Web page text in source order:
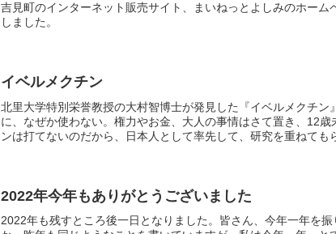
吉見町のインターネット販売サイト、まいねっとよしみのホーム
しました。
イベルメクチン
北里大学特別栄誉教授の大村智博士が発見した『イベルメクチン
に、なぜか使わない。権力やお金、大人の事情はさて置き、12
ンは打てないのだから、日本人として率先して、研究を重ねても
2022年今年もありがとうございました
2022年も残すところ後一日となりました。皆さん、今年一年を